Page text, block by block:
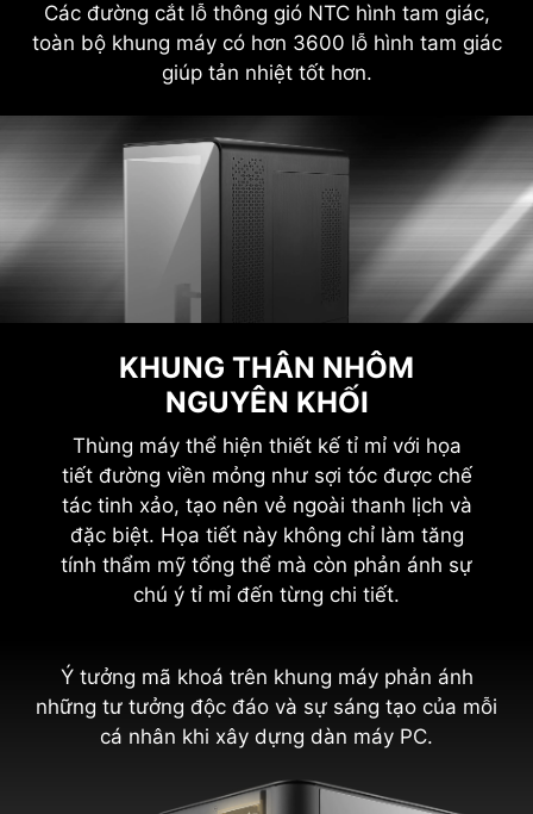
Các đường cắt lỗ thông gió NTC hình tam giác,
toàn bộ khung máy có hơn 3600 lỗ hình tam giác
giúp tản nhiệt tốt hơn.
KHUNG THÂN NHÔM
NGUYÊN KHỐI
Thùng máy thể hiện thiết kế tỉ mỉ với họa
tiết đường viền mỏng như sợi tóc được chế
tác tinh xảo, tạo nên vẻ ngoài thanh lịch và
đặc biệt. Họa tiết này không chỉ làm tăng
tính thẩm mỹ tổng thể mà còn phản ánh sự
chú ý tỉ mỉ đến từng chi tiết.
Ý tưởng mã khoá trên khung máy phản ánh
những tư tưởng độc đáo và sự sáng tạo của mỗi
cá nhân khi xây dựng dàn máy PC.